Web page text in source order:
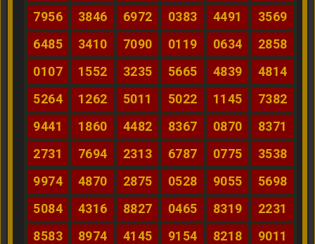
7956
3846 6972 0383 4491
3569
6485
3410 7090 0119 0634
2858
0107
1552 3235 5665 4839
4814
5264
1262 5011 5022 1145
7382
9441
1860 4482 8367 0870
8371
2731
7694 2313 6787 0775
3538
9974
4870 2875 0528 9055
5698
5084
4316 8827 0465 8319
2231
8583
8974 4145 9154 8218
9011